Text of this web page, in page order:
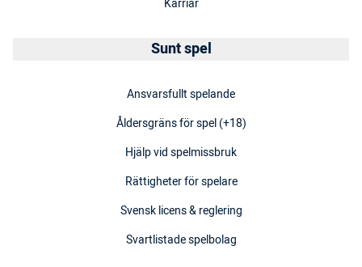
Sunt spel
Ansvarsfullt spelande
Åldersgräns för spel (+18)
Hjälp vid spelmissbruk
Rättigheter för spelare
Svensk licens & reglering
Svartlistade spelbolag